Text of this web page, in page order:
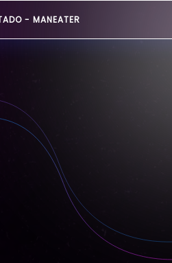
- MANEATER